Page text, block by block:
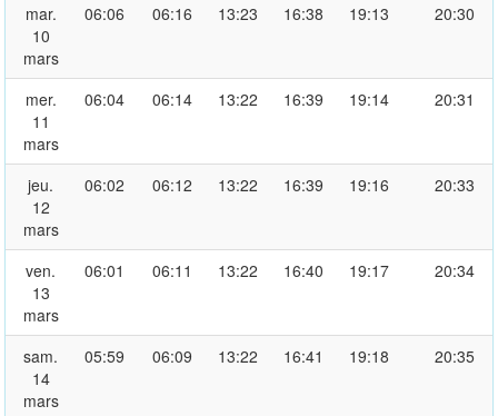
mar.
10
mars
06:06 06:16 13:23 16:38 19:13 20:30
mer.
11
mars
06:04 06:14 13:22 16:39 19:14 20:31
jeu.
12
mars
06:02 06:12 13:22 16:39 19:16 20:33
ven.
13
mars
06:01 06:11 13:22 16:40 19:17 20:34
sam.
14
mars
05:59 06:09 13:22 16:41 19:18 20:35